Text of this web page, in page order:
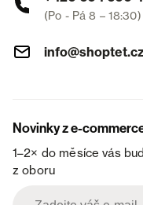
(Po - Pá 8 – 18:30)
info@shoptet.cz
Novinky z e-
1–2× do měsíce vás
z oboru